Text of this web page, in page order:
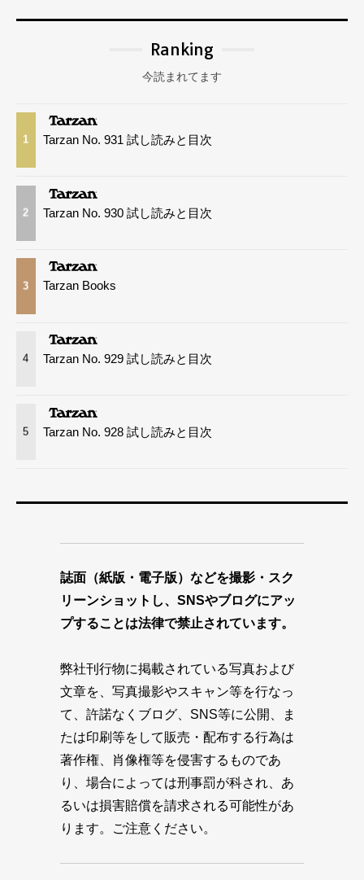
Ranking
今読まれてます
1 Tarzan No. 931 試し読みと目次
2 Tarzan No. 930 試し読みと目次
3 Tarzan Books
4 Tarzan No. 929 試し読みと目次
5 Tarzan No. 928 試し読みと目次
誌面（紙版・電子版）などを撮影・スク
リーンショットし、SNSやブログにアッ
プすることは法律で禁止されています。
弊社刊行物に掲載されている写真および
文章を、写真撮影やスキャン等を行なっ
て、許諾なくブログ、SNS等に公開、ま
たは印刷等をして販売・配布する行為は
著作権、肖像権等を侵害するものであ
り、場合によっては刑事罰が科され、あ
るいは損害賠償を請求される可能性があ
ります。ご注意ください。